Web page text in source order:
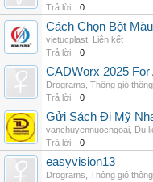
Trả lời:
0
Cách Chọn Bột
vietucplast Liên kết
Trả lời:
0
CADWorx 2025 For
Drograms Thông gió
Trả lời:
0
Gửi Sách Đi Mỹ
vanchuyennuocngoai Du
Trả lời:
0
easyvision13
Drograms Thông gió